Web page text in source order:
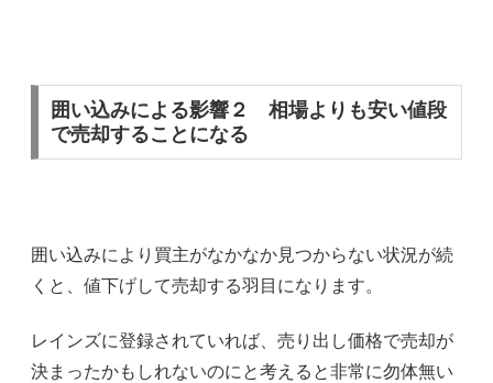
囲い込みによる影響２ 相場よりも安い値段
で売却することになる
囲い込みにより買主がなかなか見つからない状況が続
くと、値下げして売却する羽目になります。
レインズに登録されていれば、売り出し価格で売却が
決まったかもしれないのにと考えると非常に勿体無い